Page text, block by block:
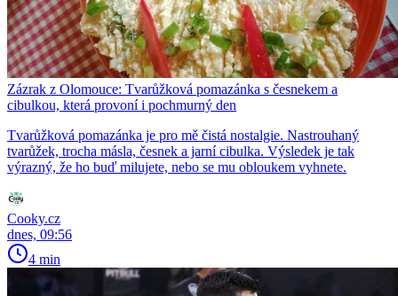
Zázrak z Olomouce: Tvarůžková pomazánka s česnekem a
cibulkou, která provoní i pochmurný den
Tvarůžková pomazánka je pro mě čistá nostalgie. Nastrouhaný
tvarůžek, trocha másla, česnek a jarní cibulka. Výsledek je tak
výrazný, že ho buď milujete, nebo se mu obloukem vyhnete.
Cooky.cz
dnes, 09:56
4 min